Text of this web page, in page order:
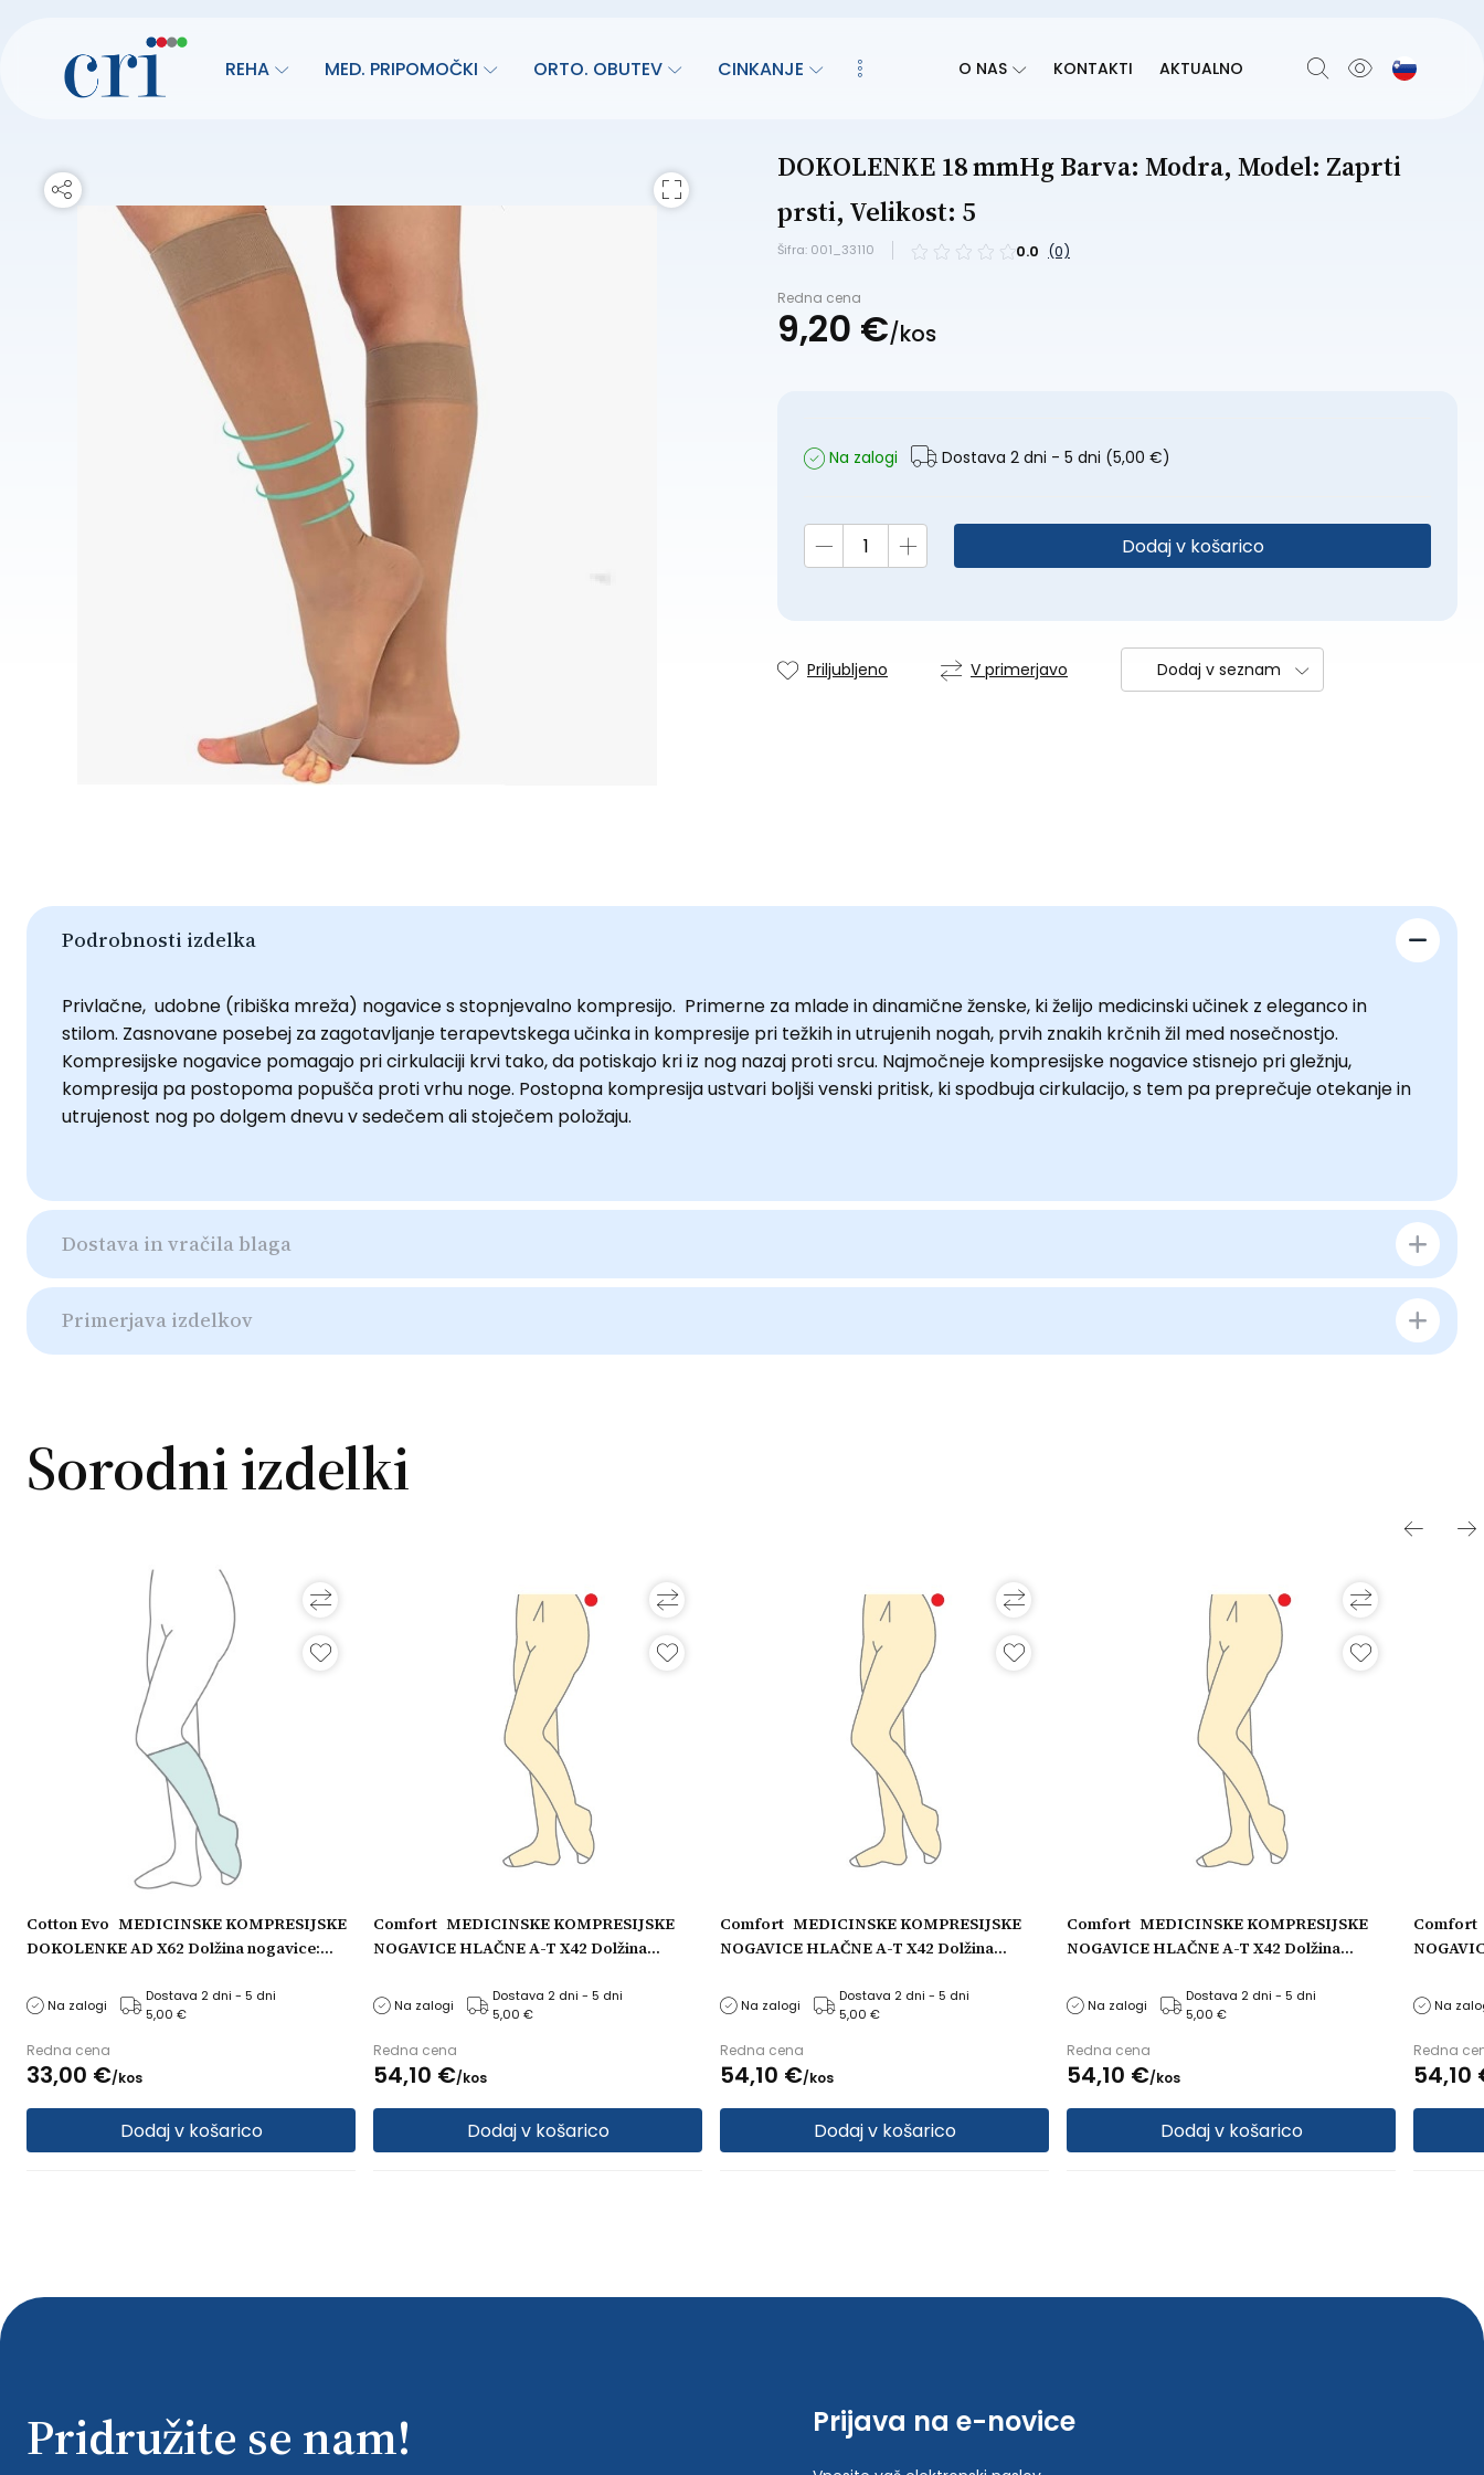
REHA MED. PRIPOMOČKI ORTO. OBUTEV CINKANJE O NAS KONTAKTI AKTUALNO
DOKOLENKE 18 mmHg Barva: Modra, Model: Zaprti
prsti, Velikost: 5
Šifra: 001_33110 0.0 (0)
Redna cena
9,20 €/kos
Na zalogi Dostava 2 dni - 5 dni (5,00 €)
Dodaj v košarico
Priljubljeno V primerjavo Dodaj v seznam
Podrobnosti izdelka
Privlačne, udobne (ribiška mreža) nogavice s stopnjevalno kompresijo. Primerne za mlade in dinamične ženske, ki želijo medicinski učinek z eleganco in
stilom. Zasnovane posebej za zagotavljanje terapevtskega učinka in kompresije pri težkih in utrujenih nogah, prvih znakih krčnih žil med nosečnostjo.
Kompresijske nogavice pomagajo pri cirkulaciji krvi tako, da potiskajo kri iz nog nazaj proti srcu. Najmočneje kompresijske nogavice stisnejo pri gležnju,
kompresija pa postopoma popušča proti vrhu noge. Postopna kompresija ustvari boljši venski pritisk, ki spodbuja cirkulacijo, s tem pa preprečuje otekanje in
utrujenost nog po dolgem dnevu v sedečem ali stoječem položaju.
Dostava in vračila blaga
Primerjava izdelkov
Sorodni izdelki
Cotton Evo MEDICINSKE KOMPRESIJSKE
DOKOLENKE AD X62 Dolžina nogavice:
Razred kompresije: 1. razred
Na zalogi
Dostava 2 dni - 5 dni
5,00 €
Redna cena
33,00 €/kos
Dodaj v košarico
Comfort MEDICINSKE KOMPRESIJSKE
NOGAVICE HLAČNE A-T X42 Dolžina
nogavice: XL maksimalen, Razred
kompresije: 1. razred
Na zalogi
Dostava 2 dni - 5 dni
5,00 €
Redna cena
54,10 €/kos
Dodaj v košarico
Comfort MEDICINSKE KOMPRESIJSKE
NOGAVICE HLAČNE A-T X42 Dolžina
Obseg nogavice: XL normalen, Razred
kompresije: 1. razred
Na zalogi
Dostava 2 dni - 5 dni
5,00 €
Redna cena
54,10 €/kos
Dodaj v košarico
Comfort MEDICINSKE KOMPRESIJSKE
NOGAVICE HLAČNE A-T X42 Dolžina
nogavice: XL maksimalen, Razred
kompresije: 1. razred
Na zalogi
Dostava 2 dni - 5 dni
5,00 €
Redna cena
54,10 €/kos
Dodaj v košarico
Comfort
Obseg
Na
Redna
54,10
Pridružite se nam! Prijava na e-novice